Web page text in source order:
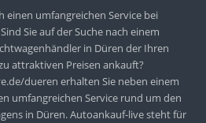
einen umfangreichen Service bei
Sie auf der Suche nach einem
in Düren der Ihren
attraktiven Preisen ankauft?
dueren erhalten Sie neben einem
umfangreichen Service rund um den
live steht für